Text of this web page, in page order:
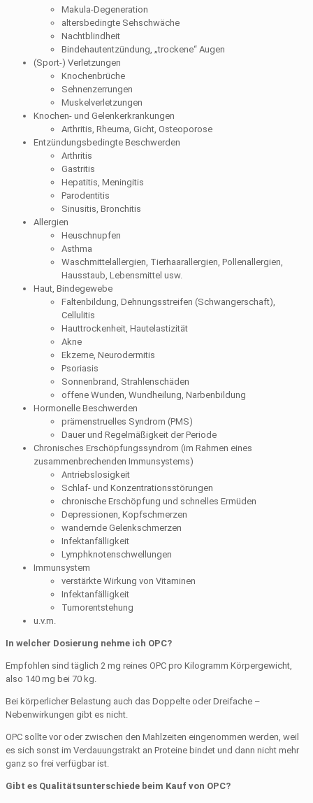
Makula-Degeneration
altersbedingte Sehschwäche
Nachtblindheit
Bindehautentzündung, „trockene“ Augen
(Sport-) Verletzungen
Knochenbrüche
Sehnenzerrungen
Muskelverletzungen
Knochen- und Gelenkerkrankungen
Arthritis, Rheuma, Gicht, Osteoporose
Entzündungsbedingte Beschwerden
Arthritis
Gastritis
Hepatitis, Meningitis
Parodentitis
Sinusitis, Bronchitis
Allergien
Heuschnupfen
Asthma
Waschmittelallergien, Tierhaarallergien, Pollenallergien,
Hausstaub, Lebensmittel usw.
Haut, Bindegewebe
Faltenbildung, Dehnungsstreifen (Schwangerschaft),
Cellulitis
Hauttrockenheit, Hautelastizität
Akne
Ekzeme, Neurodermitis
Psoriasis
Sonnenbrand, Strahlenschäden
offene Wunden, Wundheilung, Narbenbildung
Hormonelle Beschwerden
prämenstruelles Syndrom (PMS)
Dauer und Regelmäßigkeit der Periode
Chronisches Erschöpfungssyndrom (im Rahmen eines
zusammenbrechenden Immunsystems)
Antriebslosigkeit
Schlaf- und Konzentrationsstörungen
chronische Erschöpfung und schnelles Ermüden
Depressionen, Kopfschmerzen
wandernde Gelenkschmerzen
Infektanfälligkeit
Lymphknotenschwellungen
Immunsystem
verstärkte Wirkung von Vitaminen
Infektanfälligkeit
Tumorentstehung
u.v.m.
In welcher Dosierung nehme ich OPC?
Empfohlen sind täglich 2 mg reines OPC pro Kilogramm Körpergewicht,
also 140 mg bei 70 kg.
Bei körperlicher Belastung auch das Doppelte oder Dreifache –
Nebenwirkungen gibt es nicht.
OPC sollte vor oder zwischen den Mahlzeiten eingenommen werden, weil
es sich sonst im Verdauungstrakt an Proteine bindet und dann nicht mehr
ganz so frei verfügbar ist.
Gibt es Qualitätsunterschiede beim Kauf von OPC?